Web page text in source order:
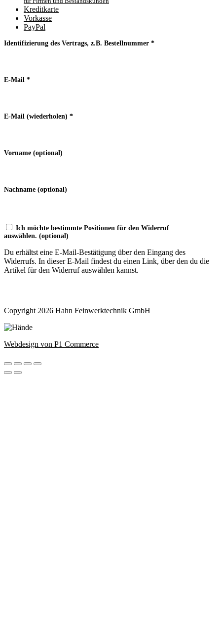
Kreditkarte
Vorkasse
PayPal
Identifizierung des Vertrags, z.B. Bestellnummer *
E-Mail *
E-Mail (wiederholen) *
Vorname (optional)
Nachname (optional)
Ich möchte bestimmte Positionen für den Widerruf
auswählen. (optional)
Du erhältst eine E-Mail-Bestätigung über den Eingang des
Widerrufs. In dieser E-Mail findest du einen Link, über den du die
Artikel für den Widerruf auswählen kannst.
Copyright 2026 Hahn Feinwerktechnik GmbH
Webdesign von P1 Commerce